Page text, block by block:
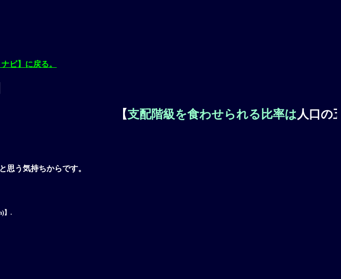
ビ】に戻る。
支配階級を食わせられる比率は人口の五パー
う気持ちからです。
】.